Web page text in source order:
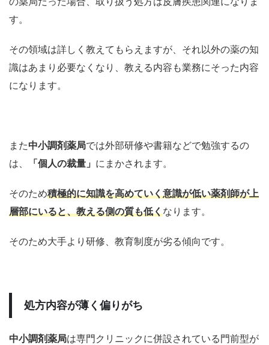
す。
その領域は詳しく教えてもらえますが、それ以外の薬の知
識はあまり必要なくなり、教える内容も業務にそった内容
になります。
また中小調剤薬局では外部研修や書籍などで勉強するの
は、
「個人の裁量」 にまかされます。
そのため積極的に知識を高めていく意識が低い薬剤師が上
層部にいると、教える側の質も低くなります。
そのため大手より研修、教育制度が劣る傾向です。
処方内容が薄く偏りがち
中小調剤薬局は専門クリニックに併設されている門前型が